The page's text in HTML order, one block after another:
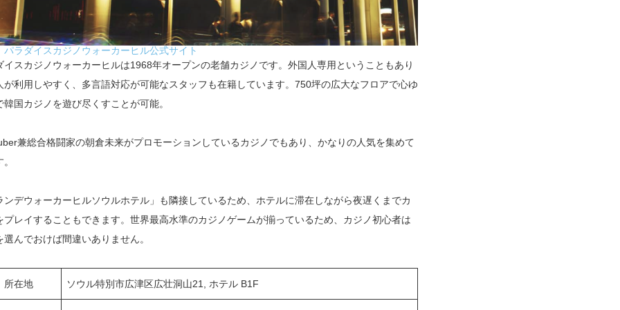
パラダイスカジノウォーカーヒル公式サイト
イスカジノウォーカーヒルは1968年オープンの老舗カジノです。外国人専用ということもあり
が利用しやすく、多言語対応が可能なスタッフも在籍しています。750坪の広大なフロアで心ゆ
韓国カジノを遊び尽くすことが可能。
兼総合格闘家の朝倉未来がプロモーションしているカジノでもあり、かなりの人気を集めて
ンデウォーカーヒルソウルホテル」も隣接しているため、ホテルに滞在しながら夜遅くまでカ
プレイすることもできます。世界最高水準のカジノゲームが揃っているため、カジノ初心者は
選んでおけば間違いありません。
所在地 ソウル特別市広津区広壮洞山21, ホテル B1F